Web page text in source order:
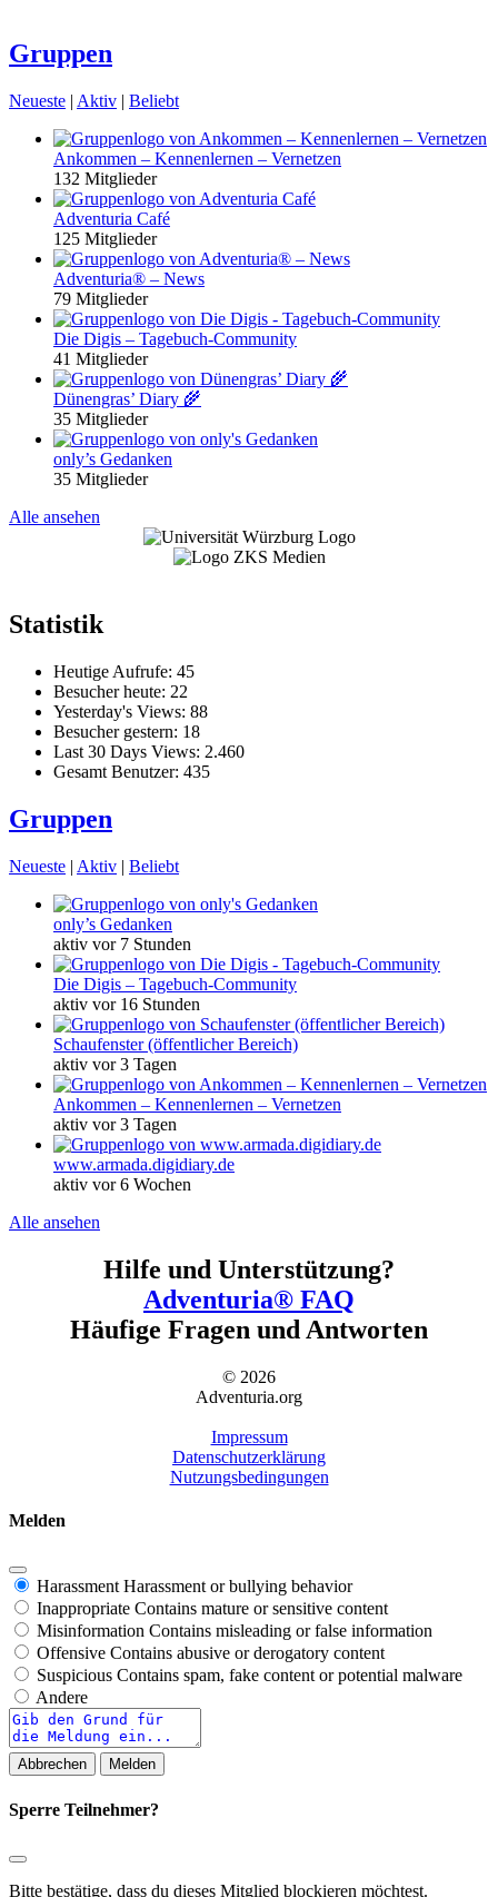
Gruppen
Neueste | Aktiv | Beliebt
Ankommen – Kennenlernen – Vernetzen
132 Mitglieder
Adventuria Café
125 Mitglieder
Adventuria® – News
79 Mitglieder
Die Digis – Tagebuch-Community
41 Mitglieder
Dünengras’ Diary 🌾
35 Mitglieder
only’s Gedanken
35 Mitglieder
Alle ansehen
Statistik
Heutige Aufrufe: 45
Besucher heute: 22
Yesterday's Views: 88
Besucher gestern: 18
Last 30 Days Views: 2.460
Gesamt Benutzer: 435
Gruppen
Neueste | Aktiv | Beliebt
only’s Gedanken
aktiv vor 7 Stunden
Die Digis – Tagebuch-Community
aktiv vor 16 Stunden
Schaufenster (öffentlicher Bereich)
aktiv vor 3 Tagen
Ankommen – Kennenlernen – Vernetzen
aktiv vor 3 Tagen
www.armada.digidiary.de
aktiv vor 6 Wochen
Alle ansehen
Hilfe und Unterstützung?
Adventuria® FAQ
Häufige Fragen und Antworten
© 2026
Adventuria.org
Impressum
Datenschutzerklärung
Nutzungsbedingungen
Melden
Harassment Harassment or bullying behavior
Inappropriate Contains mature or sensitive content
Misinformation Contains misleading or false information
Offensive Contains abusive or derogatory content
Suspicious Contains spam, fake content or potential malware
Andere
Report
note
Melden
Sperre Teilnehmer?
Bitte bestätige, dass du dieses Mitglied blockieren möchtest.